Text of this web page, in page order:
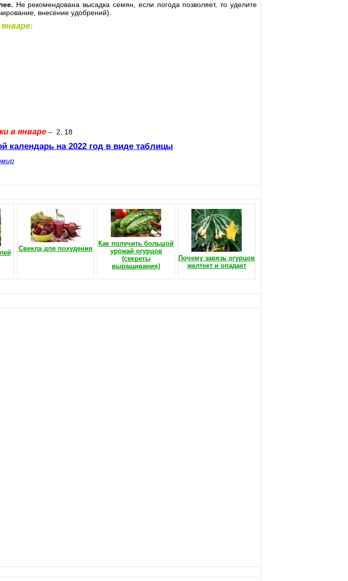
Не рекомендована высадка семян, если погода позволяет, то уделите
внесение удобрений).
в январе – 2, 18
календарь на 2022 год в виде таблицы
Свекла для похудения
Как получить большой
урожай огурцов
(секреты
выращивания)
Почему завязь огурцов
желтеет и опадает